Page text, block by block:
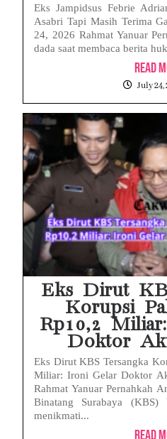
Eks Jampidsus Febrie
Asabri Tapi Masih Terima
24, 2026 Rahmat Yanuar
dada saat membaca berita
Read
July 24,
Eks Dirut
Korupsi
Rp10,2
Doktor
Eks Dirut KBS Tersangka
Miliar: Ironi Gelar Doktor
Rahmat Yanuar Pernahkah
Binatang Surabaya (KBS)
menikmati...
Read